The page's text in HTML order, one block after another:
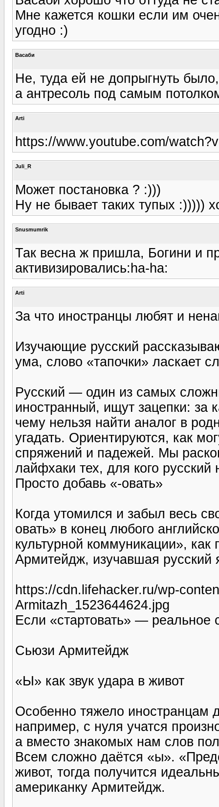
Мне кажется кошки если им
угодно :)
Васаби
Не, туда ей не допрыгнуть
а антресоль под самым
Arti
https://www.youtube.com/
Juli_R
Может постановка ? :)))
Ну не бывает таких тупых :)))))
Snusmumrik
Так весна ж пришла, Богини и
активизировались:ha-ha:
Arti
За что иностранцы любят и
Изучающие русский
ума, слово «тапочки» ласкает
Русский — один из самых
иностранный, ищут зацепки: за
чему нельзя найти аналог в
угадать. Ориентируются, как
спряжений и падежей. Мы
лайфхаки тех, для кого русский
Просто добавь «-овать»
Когда утомился и забыл весь
овать» в конец любого
культурной коммуникации»,
Армитейдж, изучавшая русский
https://cdn.lifehacker.ru/wp-
Armitazh_1523644624.jpg
Если «стартовать» — реальное
Сьюзи Армитейдж
«Ы» как звук удара в живот
Особенно тяжело иностранцам
например, с нуля учатся
а вместо знакомых нам слов
Всем сложно даётся «ы».
живот, тогда получится
американку Армитейдж.